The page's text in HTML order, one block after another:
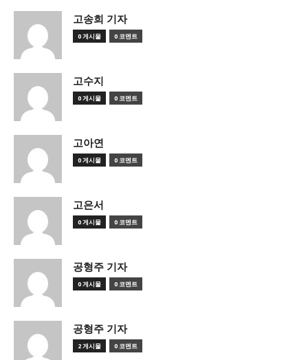
고송희 기자
0 게시물 0 코멘트
고수지
0 게시물 0 코멘트
고아연
0 게시물 0 코멘트
고은서
0 게시물 0 코멘트
공형주 기자
0 게시물 0 코멘트
공형주 기자
2 게시물 0 코멘트